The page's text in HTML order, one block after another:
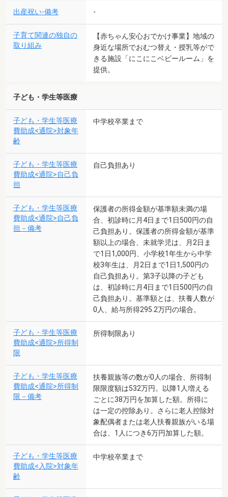
出産祝い-備考 -
子育て関連の独自の
取り組み
【赤ちゃん安心おでかけ事業】地域の
身近な場所でおむつ替え・授乳等がで
きる施設「にこにこベビールーム」を
提供。
子ども・学生等医療
子ども・学生等医療
費助成<通院>対象年
齢
中学校卒業まで
子ども・学生等医療
費助成<通院>自己負
担
自己負担あり
子ども・学生等医療
費助成<通院>自己負
担－備考
保護者の所得金額が基準額未満の場
合、初診時に月4日まで1日500円の自
己負担あり。保護者の所得金額が基準
額以上の場合、未就学児は、月2日ま
で1日1,000円、小学校1年生から中学
校3年生は、月2日まで1日1,500円の
自己負担あり。第3子以降の子ども
は、初診時に月4日まで1日500円の自
己負担あり。基準額とは、扶養人数が
0人、給与所得295.2万円の場合。
子ども・学生等医療
費助成<通院>所得制
限
所得制限あり
子ども・学生等医療
費助成<通院>所得制
限－備考
扶養親族等の数が0人の場合、所得制
限限度額は532万円。以降1人増える
ごとに38万円を加算した額。所得に
は一定の控除あり。さらに老人控除対
象配偶者または老人扶養親族がいる場
合は、1人につき6万円加算した額。
子ども・学生等医療
費助成<入院>対象年
齢
中学校卒業まで